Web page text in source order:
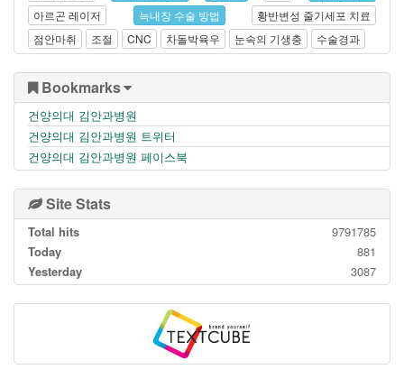
아르곤 레이저
녹내장 수술 방법
황반변성 줄기세포 치료
점안마취
조절 CNC 차돌박육우 눈속의 기생충 수술경과
Bookmarks
건양의대 김안과병원
건양의대 김안과병원 트위터
건양의대 김안과병원 페이스북
Site Stats
Total hits
9791785
Today
881
Yesterday
3087